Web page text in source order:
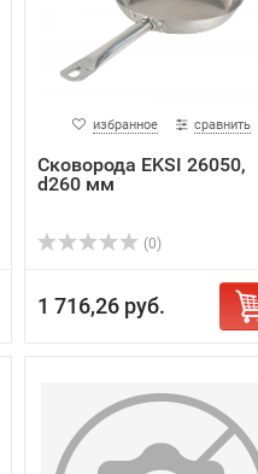
избранное сравнить
Сковорода EKSI 26050,
d260 мм
(0)
1 716,26 руб.